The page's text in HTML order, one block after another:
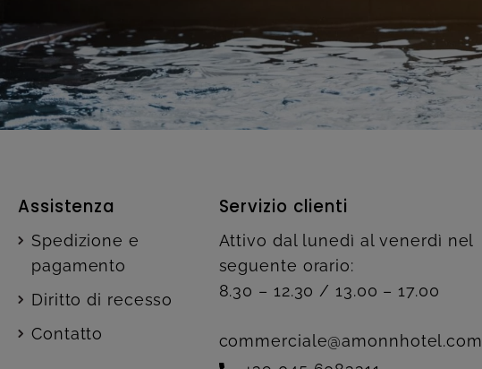
Assistenza
Spedizione e
pagamento
Diritto di recesso
Contatto
Servizio clienti
Attivo dal lunedì al venerdì nel
seguente orario:
8.30 – 12.30 / 13.00 – 17.00
commerciale@amonnhotel.com